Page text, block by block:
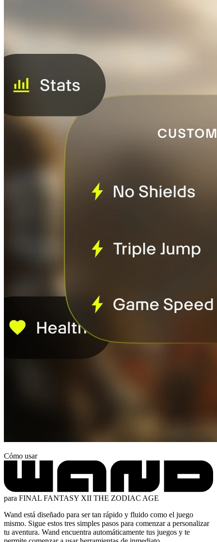
Cómo usar
para FINAL FANTASY XII THE ZODIAC AGE
Wand está diseñado para ser tan rápido y fluido como el juego
mismo. Sigue estos tres simples pasos para comenzar a personalizar
tu aventura. Wand encuentra automáticamente tus juegos y te